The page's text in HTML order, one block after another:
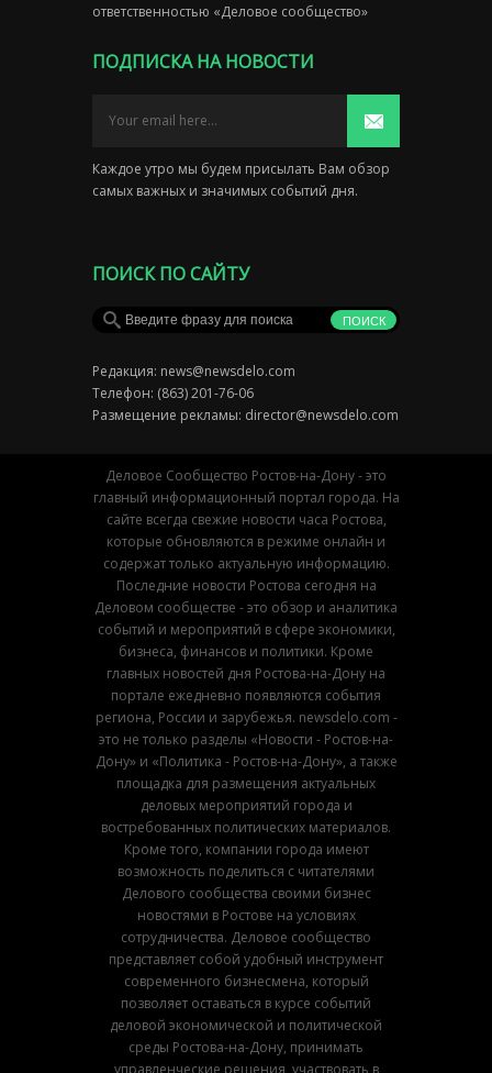
ответственностью «Деловое сообщество»
ПОДПИСКА НА НОВОСТИ
Каждое утро мы будем присылать Вам обзор
самых важных и значимых событий дня.
ПОИСК ПО САЙТУ
Редакция: news@newsdelo.com
Телефон: (863) 201-76-06
Размещение рекламы: director@newsdelo.com
Деловое Сообщество Ростов-на-Дону - это
главный информационный портал города. На
сайте всегда свежие новости часа Ростова,
которые обновляются в режиме онлайн и
содержат только актуальную информацию.
Последние новости Ростова сегодня на
Деловом сообществе - это обзор и аналитика
событий и мероприятий в сфере экономики,
бизнеса, финансов и политики. Кроме
главных новостей дня Ростова-на-Дону на
портале ежедневно появляются события
региона, России и зарубежья. newsdelo.com -
это не только разделы «Новости - Ростов-на-
Дону» и «Политика - Ростов-на-Дону», а также
площадка для размещения актуальных
деловых мероприятий города и
востребованных политических материалов.
Кроме того, компании города имеют
возможность поделиться с читателями
Делового сообщества своими бизнес
новостями в Ростове на условиях
сотрудничества. Деловое сообщество
представляет собой удобный инструмент
современного бизнесмена, который
позволяет оставаться в курсе событий
деловой экономической и политической
среды Ростова-на-Дону, принимать
управленческие решения, участвовать в